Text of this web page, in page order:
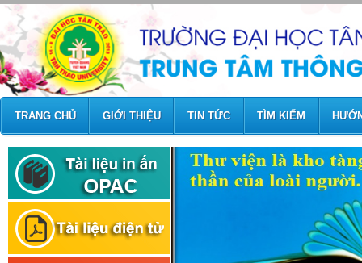
TRANG CHỦ GIỚI THIỆU TIN TỨC TÌM KIẾM